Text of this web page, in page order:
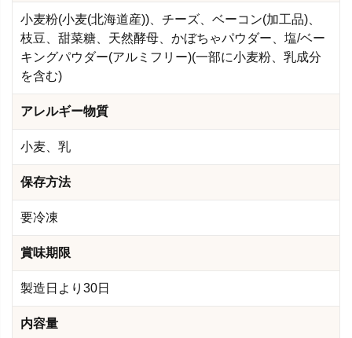
小麦粉(小麦(北海道産))、チーズ、ベーコン(加工品)、
枝豆、甜菜糖、天然酵母、かぼちゃパウダー、塩/ベー
キングパウダー(アルミフリー)(一部に小麦粉、乳成分
を含む)
アレルギー物質
小麦、乳
保存方法
要冷凍
賞味期限
製造日より30日
内容量